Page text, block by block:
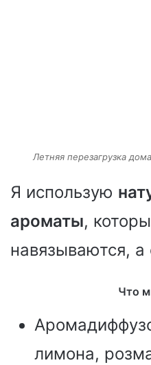
Летняя перезагрузка
Я использую
ароматы,
навязываются,
Что
лимона,